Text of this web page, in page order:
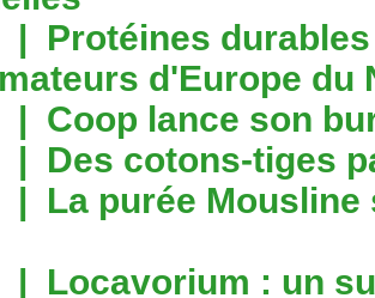
| Protéines
d'Europe du
| Coop lance son
| Des cotons-tiges
| La purée
| Locavorium : un